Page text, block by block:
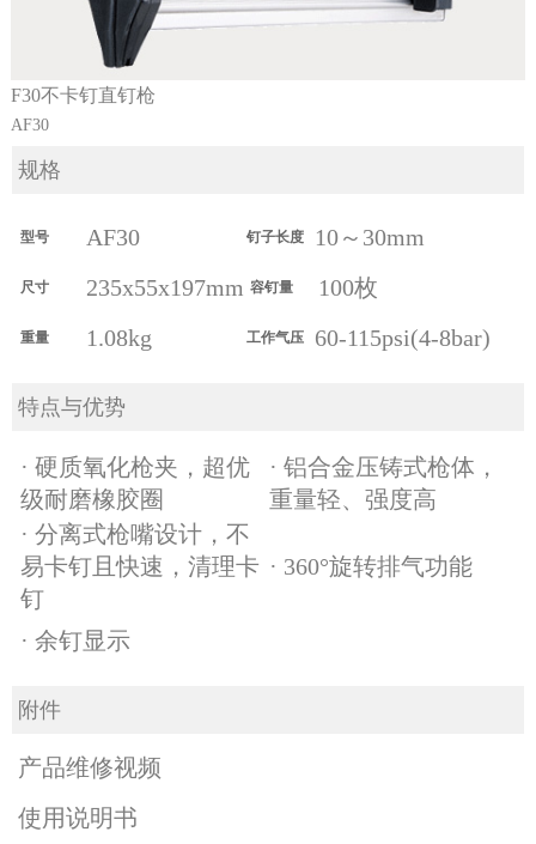
F30不卡钉直钉枪
AF30
规格
型号 AF30 钉子长度 10～30mm
尺寸 235x55x197mm 容钉量 100枚
重量 1.08kg 工作气压 60-115psi(4-8bar)
特点与优势
· 硬质氧化枪夹，超优
级耐磨橡胶圈
· 铝合金压铸式枪体，
重量轻、强度高
· 分离式枪嘴设计，不
易卡钉且快速，清理卡
钉
· 360°旋转排气功能
· 余钉显示
附件
产品维修视频
使用说明书